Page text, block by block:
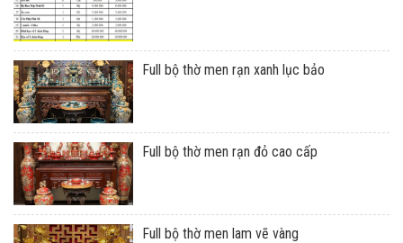
Full bộ thờ men rạn xanh lục bảo
Full bộ thờ men rạn đỏ cao cấp
Full bộ thờ men lam vẽ vàng